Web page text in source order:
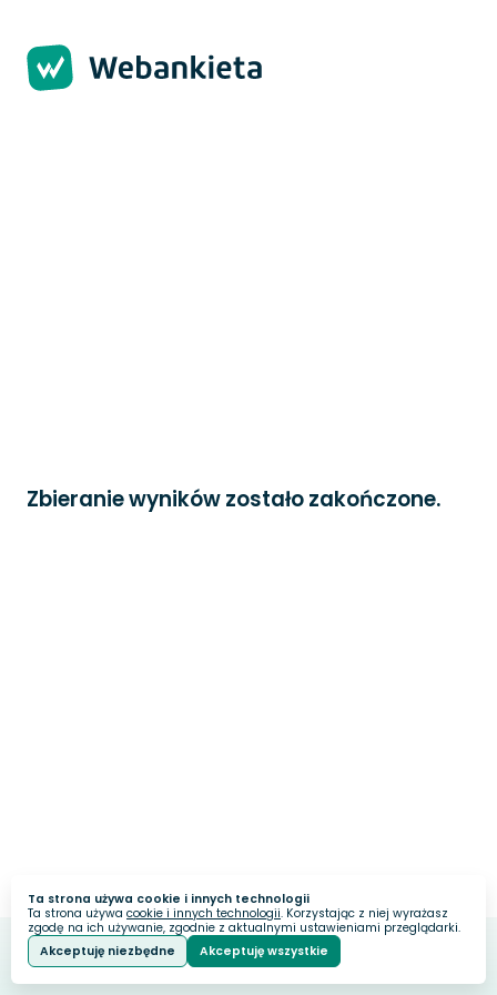
Ta strona używa cookie i innych technologii
Ta strona używa cookie i innych technologii. Korzystając z niej wyrażasz
zgodę na ich używanie, zgodnie z aktualnymi ustawieniami przeglądarki.
Akceptuję niezbędne
Akceptuję wszystkie
Zbieranie wyników zostało zakończone.
Stworzone naWebankieta